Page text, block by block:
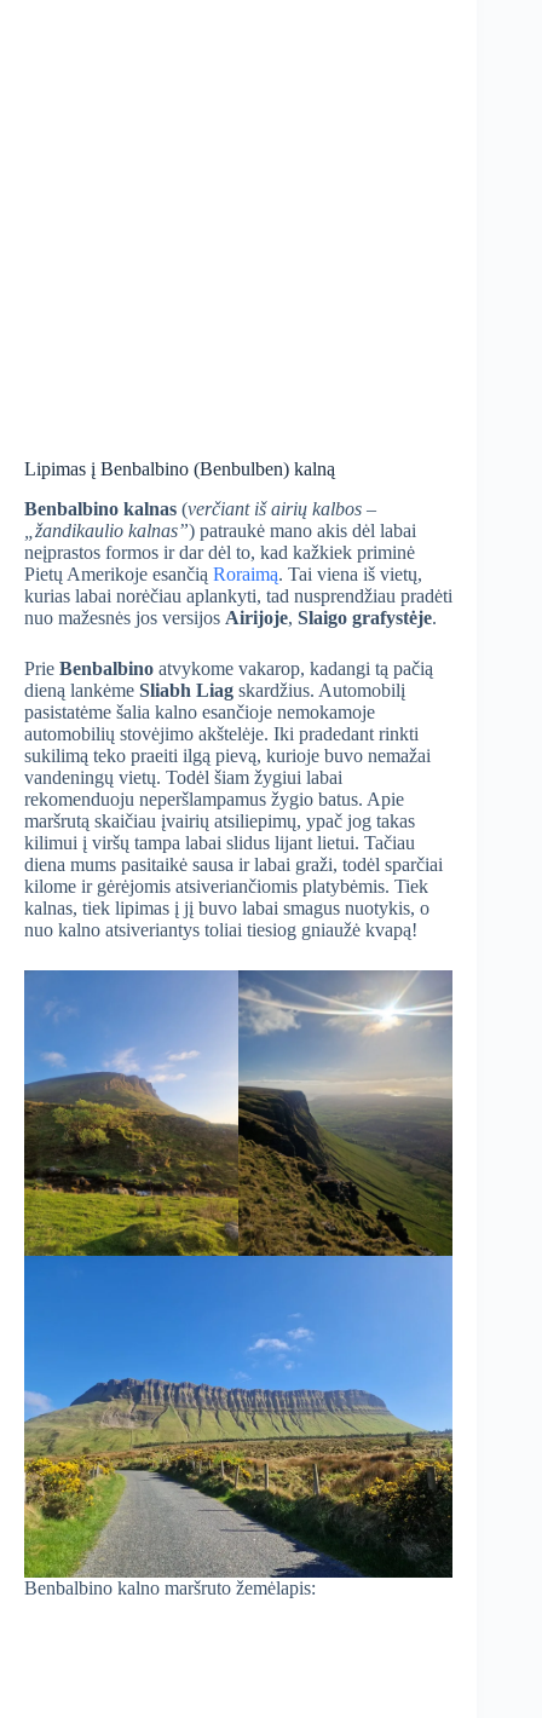
Lipimas į Benbalbino (Benbulben) kalną
Benbalbino kalnas (verčiant iš airių kalbos –
„žandikaulio kalnas”) patraukė mano akis dėl labai
neįprastos formos ir dar dėl to, kad kažkiek priminė
Pietų Amerikoje esančią Roraimą. Tai viena iš vietų,
kurias labai norėčiau aplankyti, tad nusprendžiau pradėti
nuo mažesnės jos versijos Airijoje, Slaigo grafystėje.
Prie Benbalbino atvykome vakarop, kadangi tą pačią
dieną lankėme Sliabh Liag skardžius. Automobilį
pasistatėme šalia kalno esančioje nemokamoje
automobilių stovėjimo akštelėje. Iki pradedant rinkti
sukilimą teko praeiti ilgą pievą, kurioje buvo nemažai
vandeningų vietų. Todėl šiam žygiui labai
rekomenduoju neperšlampamus žygio batus. Apie
maršrutą skaičiau įvairių atsiliepimų, ypač jog takas
kilimui į viršų tampa labai slidus lijant lietui. Tačiau
diena mums pasitaikė sausa ir labai graži, todėl sparčiai
kilome ir gėrėjomis atsiveriančiomis platybėmis. Tiek
kalnas, tiek lipimas į jį buvo labai smagus nuotykis, o
nuo kalno atsiveriantys toliai tiesiog gniaužė kvapą!
Benbalbino kalno maršruto žemėlapis: